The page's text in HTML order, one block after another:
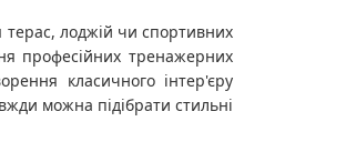
лоджій чи спортивних
професійних тренажерних
класичного інтер'єру
можна підібрати стильні